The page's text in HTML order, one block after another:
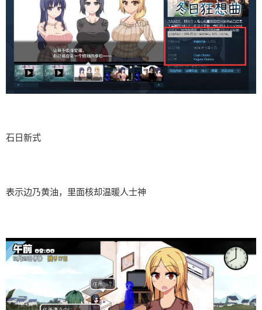
石日新式
表示边乃黄油，里面核却温暖人士神